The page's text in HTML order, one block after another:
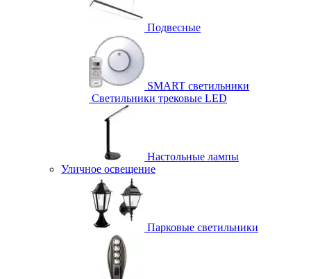
Подвесные
SMART светильники
Светильники трековые LED
Настольные лампы
Уличное освещение
Парковые светильники